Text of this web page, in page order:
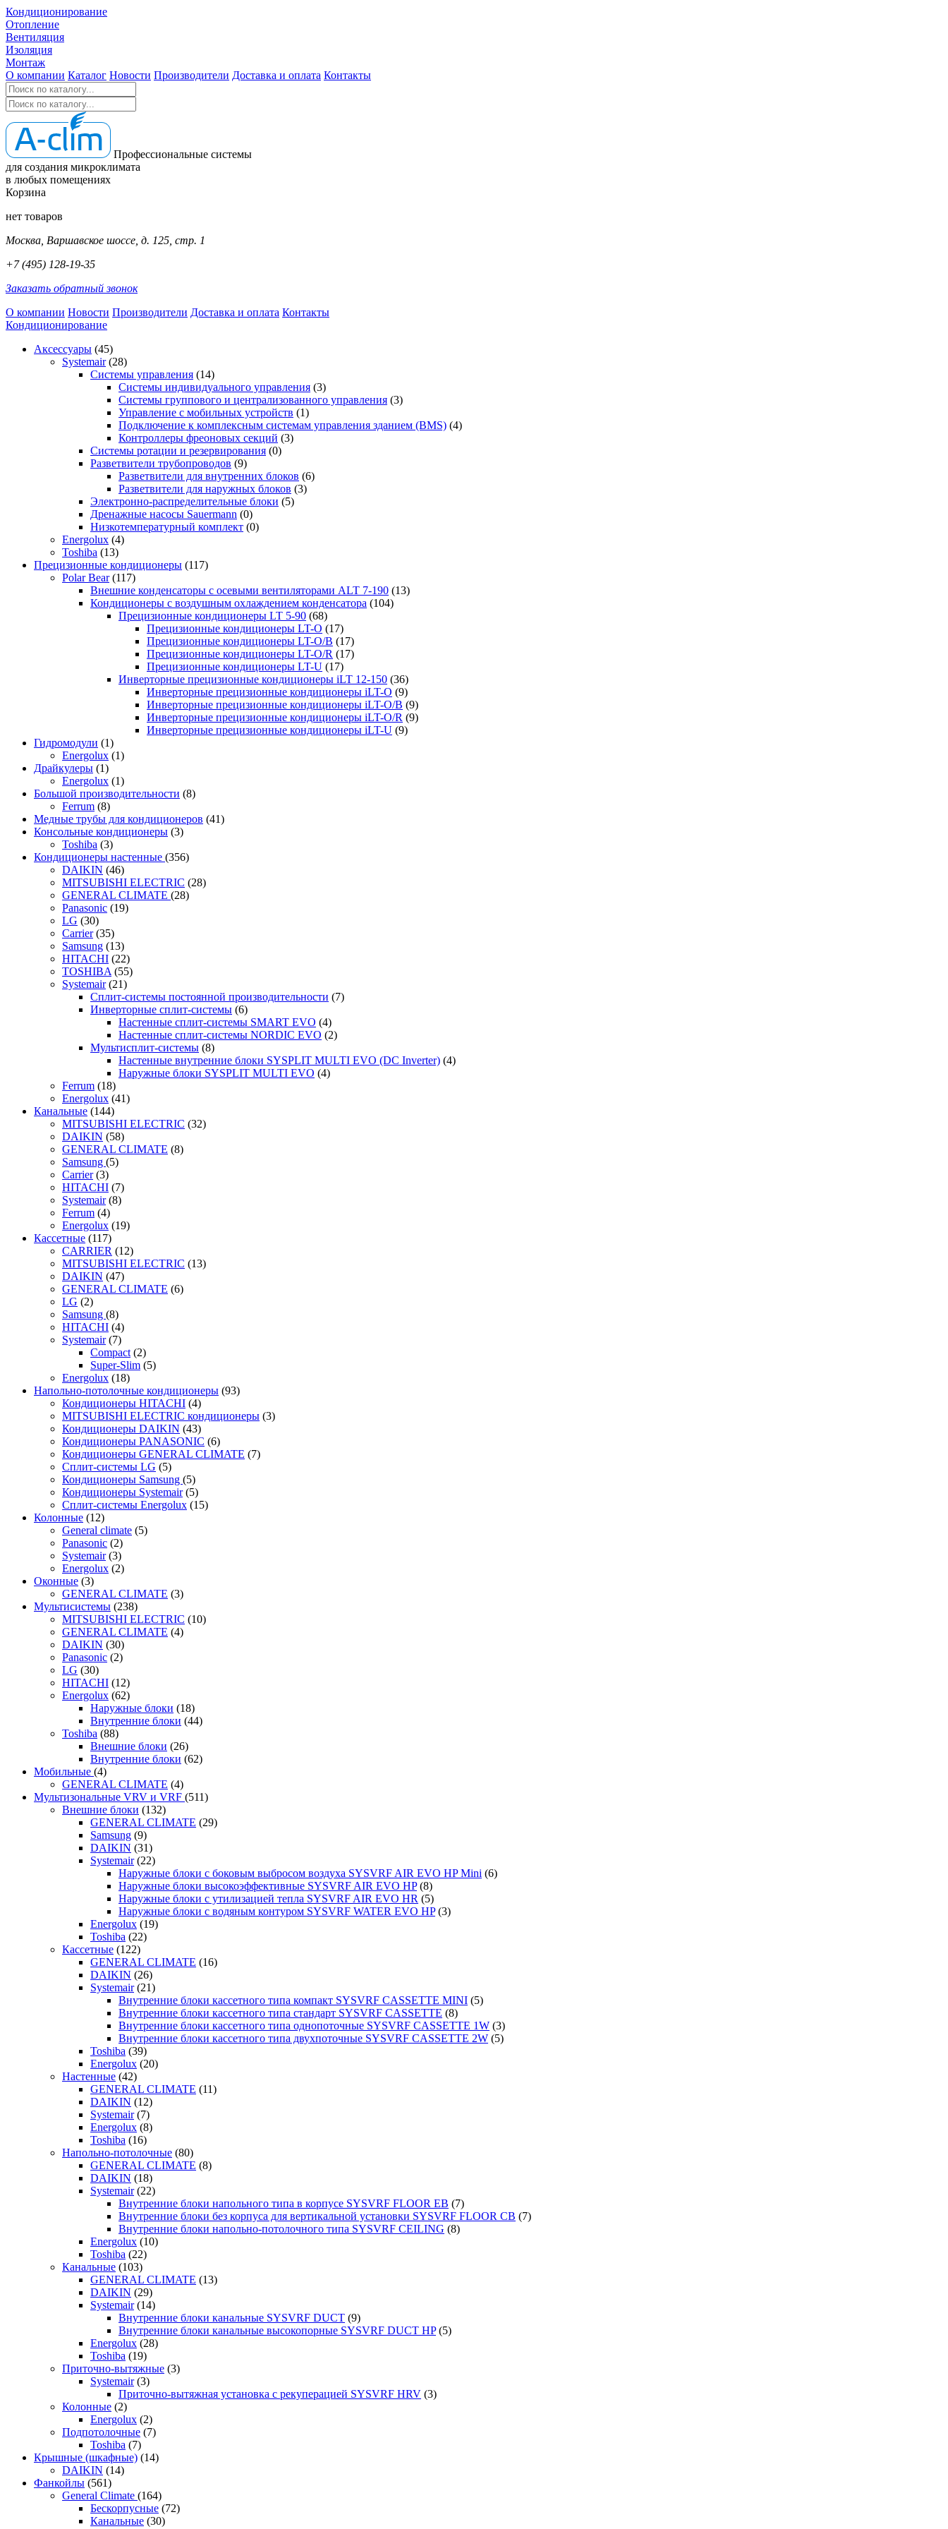
Кондиционирование
Отопление
Вентиляция
Изоляция
Монтаж
О компании Каталог Новости Производители Доставка и оплата Контакты
Профессиональные системы
для создания микроклимата
в любых помещениях
Корзина
нет товаров
Москва, Варшавское шоссе, д. 125, стр. 1
+7 (495) 128-19-35
Заказать обратный звонок
О компании Новости Производители Доставка и оплата Контакты
Кондиционирование
Аксессуары (45)
Systemair (28)
Системы управления (14)
Системы индивидуального управления (3)
Системы группового и централизованного управления (3)
Управление с мобильных устройств (1)
Подключение к комплексным системам управления зданием (BMS) (4)
Контроллеры фреоновых секций (3)
Системы ротации и резервирования (0)
Разветвители трубопроводов (9)
Разветвители для внутренних блоков (6)
Разветвители для наружных блоков (3)
Электронно-распределительные блоки (5)
Дренажные насосы Sauermann (0)
Низкотемпературный комплект (0)
Energolux (4)
Toshiba (13)
Прецизионные кондиционеры (117)
Polar Bear (117)
Внешние конденсаторы с осевыми вентиляторами ALT 7-190 (13)
Кондиционеры с воздушным охлаждением конденсатора (104)
Прецизионные кондиционеры LT 5-90 (68)
Прецизионные кондиционеры LT-O (17)
Прецизионные кондиционеры LT-O/B (17)
Прецизионные кондиционеры LT-O/R (17)
Прецизионные кондиционеры LT-U (17)
Инверторные прецизионные кондиционеры iLT 12-150 (36)
Инверторные прецизионные кондиционеры iLT-O (9)
Инверторные прецизионные кондиционеры iLT-O/B (9)
Инверторные прецизионные кондиционеры iLT-O/R (9)
Инверторные прецизионные кондиционеры iLT-U (9)
Гидромодули (1)
Energolux (1)
Драйкулеры (1)
Energolux (1)
Большой производительности (8)
Ferrum (8)
Медные трубы для кондиционеров (41)
Консольные кондиционеры (3)
Toshiba (3)
Кондиционеры настенные (356)
DAIKIN (46)
MITSUBISHI ELECTRIC (28)
GENERAL CLIMATE (28)
Panasonic (19)
LG (30)
Carrier (35)
Samsung (13)
HITACHI (22)
TOSHIBA (55)
Systemair (21)
Сплит-системы постоянной производительности (7)
Инверторные сплит-системы (6)
Настенные сплит-системы SMART EVO (4)
Настенные сплит-системы NORDIC EVO (2)
Мультисплит-системы (8)
Настенные внутренние блоки SYSPLIT MULTI EVO (DC Inverter) (4)
Наружные блоки SYSPLIT MULTI EVO (4)
Ferrum (18)
Energolux (41)
Канальные (144)
MITSUBISHI ELECTRIC (32)
DAIKIN (58)
GENERAL CLIMATE (8)
Samsung (5)
Carrier (3)
HITACHI (7)
Systemair (8)
Ferrum (4)
Energolux (19)
Кассетные (117)
CARRIER (12)
MITSUBISHI ELECTRIC (13)
DAIKIN (47)
GENERAL CLIMATE (6)
LG (2)
Samsung (8)
HITACHI (4)
Systemair (7)
Compact (2)
Super-Slim (5)
Energolux (18)
Напольно-потолочные кондиционеры (93)
Кондиционеры HITACHI (4)
MITSUBISHI ELECTRIC кондиционеры (3)
Кондиционеры DAIKIN (43)
Кондиционеры PANASONIC (6)
Кондиционеры GENERAL CLIMATE (7)
Сплит-системы LG (5)
Кондиционеры Samsung (5)
Кондиционеры Systemair (5)
Сплит-системы Energolux (15)
Колонные (12)
General climate (5)
Panasonic (2)
Systemair (3)
Energolux (2)
Оконные (3)
GENERAL CLIMATE (3)
Мультисистемы (238)
MITSUBISHI ELECTRIC (10)
GENERAL CLIMATE (4)
DAIKIN (30)
Panasonic (2)
LG (30)
HITACHI (12)
Energolux (62)
Наружные блоки (18)
Внутренние блоки (44)
Toshiba (88)
Внешние блоки (26)
Внутренние блоки (62)
Мобильные (4)
GENERAL CLIMATE (4)
Мультизональные VRV и VRF (511)
Внешние блоки (132)
GENERAL CLIMATE (29)
Samsung (9)
DAIKIN (31)
Systemair (22)
Наружные блоки с боковым выбросом воздуха SYSVRF AIR EVO HP Mini (6)
Наружные блоки высокоэффективные SYSVRF AIR EVO HP (8)
Наружные блоки с утилизацией тепла SYSVRF AIR EVO HR (5)
Наружные блоки с водяным контуром SYSVRF WATER EVO HP (3)
Energolux (19)
Toshiba (22)
Кассетные (122)
GENERAL CLIMATE (16)
DAIKIN (26)
Systemair (21)
Внутренние блоки кассетного типа компакт SYSVRF CASSETTE MINI (5)
Внутренние блоки кассетного типа стандарт SYSVRF CASSETTE (8)
Внутренние блоки кассетного типа однопоточные SYSVRF CASSETTE 1W (3)
Внутренние блоки кассетного типа двухпоточные SYSVRF CASSETTE 2W (5)
Toshiba (39)
Energolux (20)
Настенные (42)
GENERAL CLIMATE (11)
DAIKIN (12)
Systemair (7)
Energolux (8)
Toshiba (16)
Напольно-потолочные (80)
GENERAL CLIMATE (8)
DAIKIN (18)
Systemair (22)
Внутренние блоки напольного типа в корпусе SYSVRF FLOOR EB (7)
Внутренние блоки без корпуса для вертикальной установки SYSVRF FLOOR CB (7)
Внутренние блоки напольно-потолочного типа SYSVRF CEILING (8)
Energolux (10)
Toshiba (22)
Канальные (103)
GENERAL CLIMATE (13)
DAIKIN (29)
Systemair (14)
Внутренние блоки канальные SYSVRF DUCT (9)
Внутренние блоки канальные высокопорные SYSVRF DUCT HP (5)
Energolux (28)
Toshiba (19)
Приточно-вытяжные (3)
Systemair (3)
Приточно-вытяжная установка с рекуперацией SYSVRF HRV (3)
Колонные (2)
Energolux (2)
Подпотолочные (7)
Toshiba (7)
Крышные (шкафные) (14)
DAIKIN (14)
Фанкойлы (561)
General Climate (164)
Бескорпусные (72)
Канальные (30)